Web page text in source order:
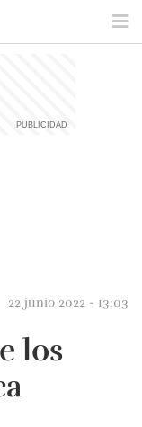
22 junio 2022 - 13:03
los